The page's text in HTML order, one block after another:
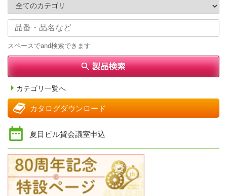
スペースでand検索できます
カテゴリ一覧へ
カタログダウンロード
夏目ビル貸会議室申込